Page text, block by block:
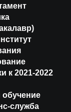
к 2021-2022
обучение
служба